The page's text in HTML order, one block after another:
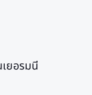
ยอรมนี